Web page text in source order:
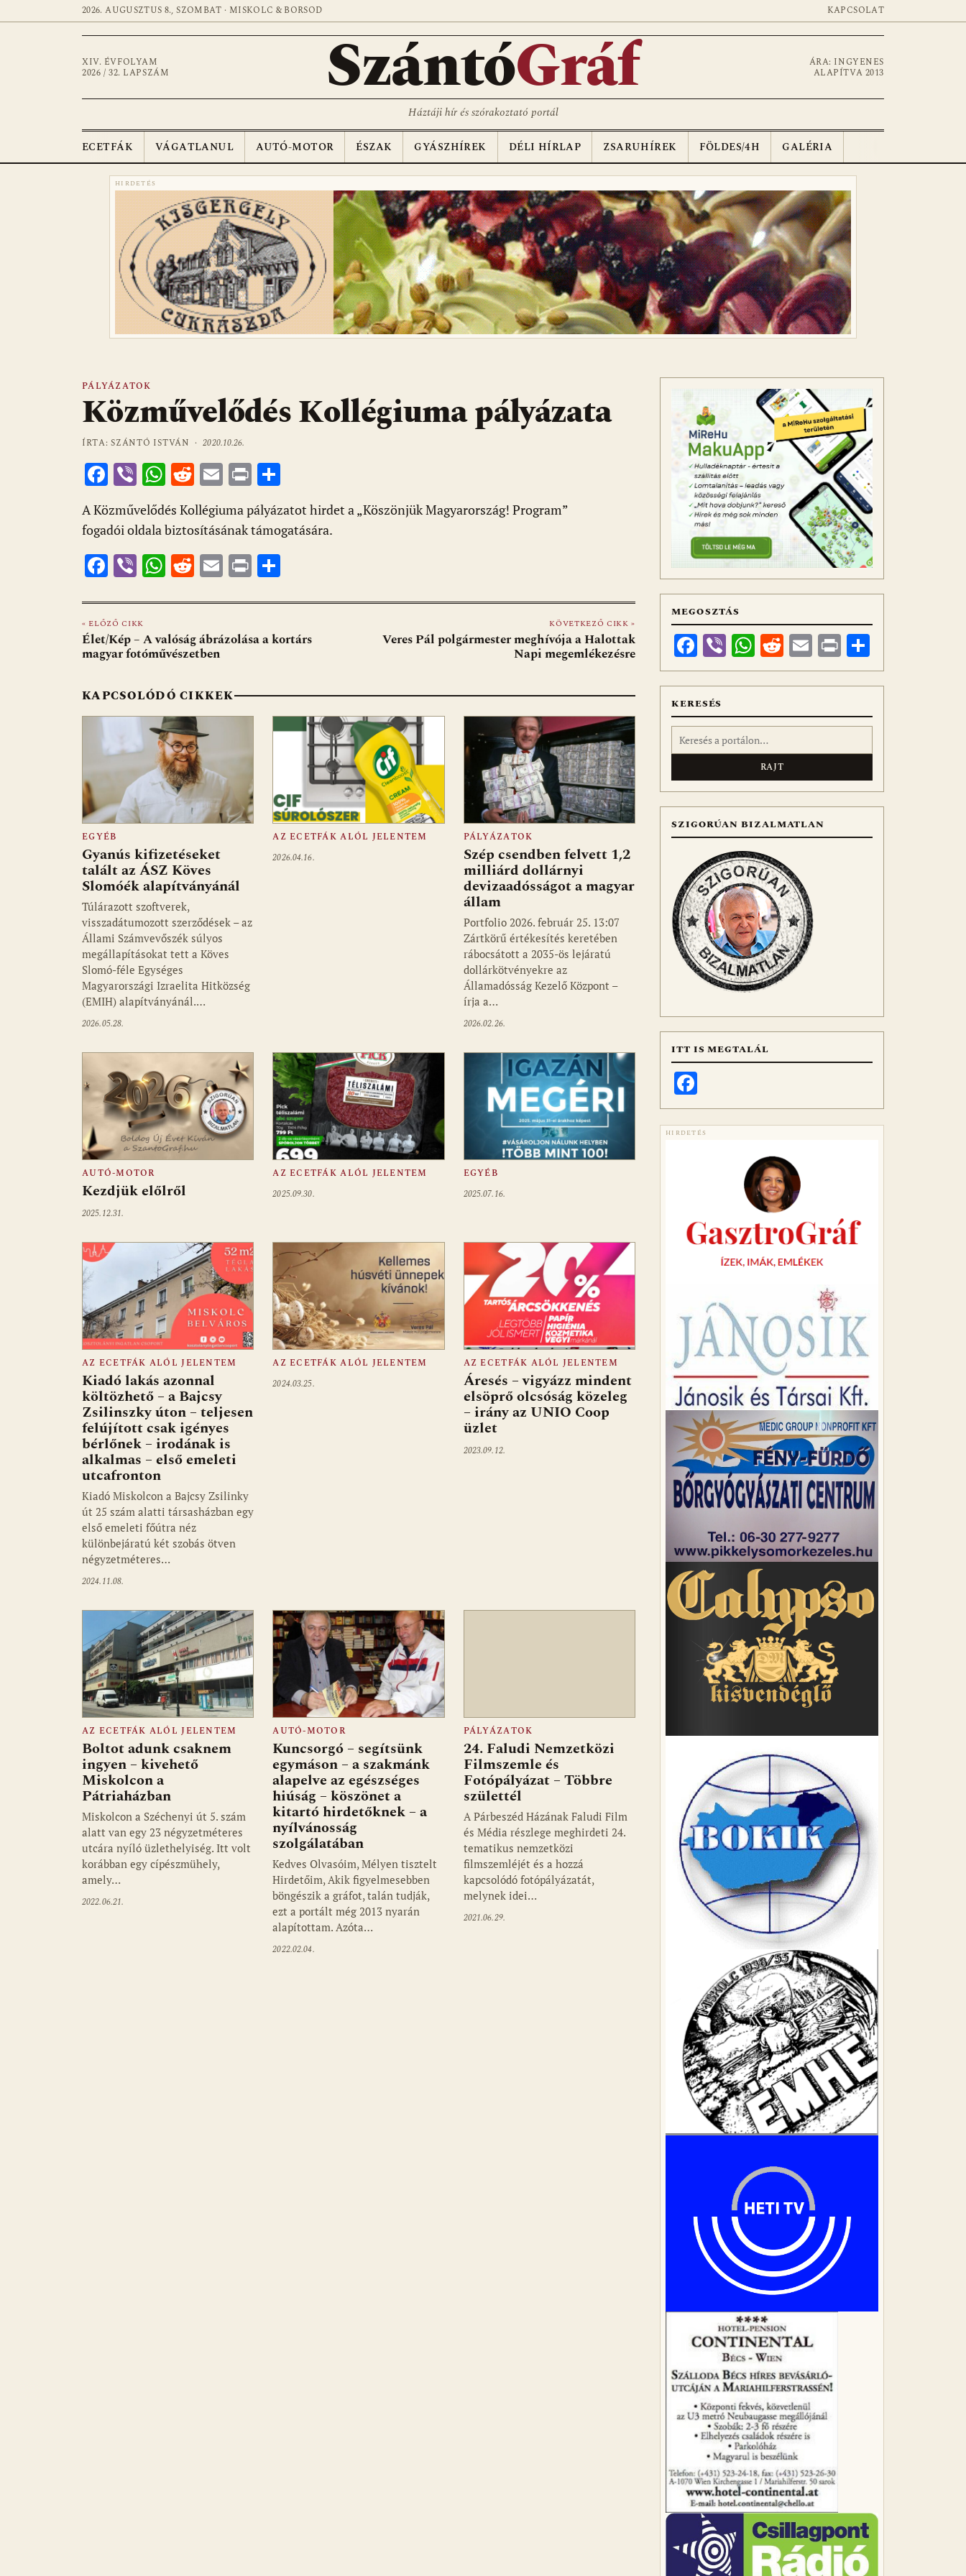
2026. AUGUSZTUS 8., SZOMBAT · MISKOLC & BORSOD KAPCSOLAT
XIV. ÉVFOLYAM
2026 / 32. LAPSZÁM
SzántóGráf
ÁRA: INGYENES
ALAPÍTVA 2013
Háztáji hír és szórakoztató portál
ECETFÁK VÁGATLANUL AUTÓ-MOTOR ÉSZAK GYÁSZHÍREK DÉLI HÍRLAP ZSARUHÍREK FÖLDES/4H GALÉRIA
HIRDETÉS
PÁLYÁZATOK
Közművelődés Kollégiuma pályázata
ÍRTA: SZÁNTÓ ISTVÁN ·2020.10.26.
F
ac
e
b
o
k
Vi
b
er
W
h
at
s
A
p
R
e
d
di
t
E
ai
l
Pr
in
t za
m
A Közművelődés Kollégiuma pályázatot hirdet a „Köszönjük Magyarország! Program”
fogadói oldala biztosításának támogatására.
F
e
b
o
k
Vi
er
W
at
s
A
p
p
R
d
di
t
E
ai
l
Pr
t za
m
« ELŐZŐ CIKK
Élet/Kép – A valóság ábrázolása a kortárs
magyar fotóművészetben
KÖVETKEZŐ CIKK »
Veres Pál polgármester meghívója a Halottak
Napi megemlékezésre
KAPCSOLÓDÓ CIKKEK
EGYÉB
Gyanús kifizetéseket
talált az ÁSZ Köves
Slomóék alapítványánál
Túlárazott szoftverek,
visszadátumozott szerződések – az
Állami Számvevőszék súlyos
megállapításokat tett a Köves
Slomó-féle Egységes
Magyarországi Izraelita Hitközség
(EMIH) alapítványánál.…
2026.05.28.
AZ ECETFÁK ALÓL JELENTEM
2026.04.16.
PÁLYÁZATOK
Szép csendben felvett 1,2
milliárd dollárnyi
devizaadósságot a magyar
állam
Portfolio 2026. február 25. 13:07
Zártkörű értékesítés keretében
rábocsátott a 2035-ös lejáratú
dollárkötvényekre az
Államadósság Kezelő Központ –
írja a…
2026.02.26.
AUTÓ-MOTOR
Kezdjük előlről
2025.12.31.
AZ ECETFÁK ALÓL JELENTEM
2025.09.30.
EGYÉB
2025.07.16.
AZ ECETFÁK ALÓL JELENTEM
Kiadó lakás azonnal
költözhető – a Bajcsy
Zsilinszky úton – teljesen
felújított csak igényes
bérlőnek – irodának is
alkalmas – első emeleti
utcafronton
Kiadó Miskolcon a Bajcsy Zsilinky
út 25 szám alatti társasházban egy
első emeleti főútra néz
különbejáratú két szobás ötven
négyzetméteres…
2024.11.08.
AZ ECETFÁK ALÓL JELENTEM
2024.03.25.
AZ ECETFÁK ALÓL JELENTEM
Áresés – vigyázz mindent
elsöprő olcsóság közeleg
– irány az UNIO Coop
üzlet
2023.09.12.
AZ ECETFÁK ALÓL JELENTEM
Boltot adunk csaknem
ingyen – kivehető
Miskolcon a
Pátriaházban
Miskolcon a Széchenyi út 5. szám
alatt van egy 23 négyzetméteres
utcára nyíló üzlethelyiség. Itt volt
korábban egy cípészmühely,
amely…
2022.06.21.
AUTÓ-MOTOR
Kuncsorgó – segítsünk
egymáson – a szakmánk
alapelve az egészséges
hiúság – köszönet a
kitartó hirdetőknek – a
nyílvánosság
szolgálatában
Kedves Olvasóim, Mélyen tisztelt
Hirdetőim, Akik figyelmesebben
böngészik a gráfot, talán tudják,
ezt a portált még 2013 nyarán
alapítottam. Azóta…
2022.02.04.
PÁLYÁZATOK
24. Faludi Nemzetközi
Filmszemle és
Fotópályázat – Többre
születtél
A Párbeszéd Házának Faludi Film
és Média részlege meghirdeti 24.
tematikus nemzetközi
filmszemléjét és a hozzá
kapcsolódó fotópályázatát,
melynek idei…
2021.06.29.
MEGOSZTÁS
Facebook
ViberWhatsApp
Reddit
Email
Print
meg
KERESÉS
Keresés:
SZIGORÚAN BIZALMATLAN
ITT IS MEGTALÁL
HIRDETÉS